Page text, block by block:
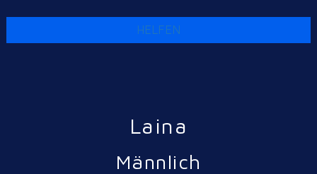
HELFEN
Laina
Männlich